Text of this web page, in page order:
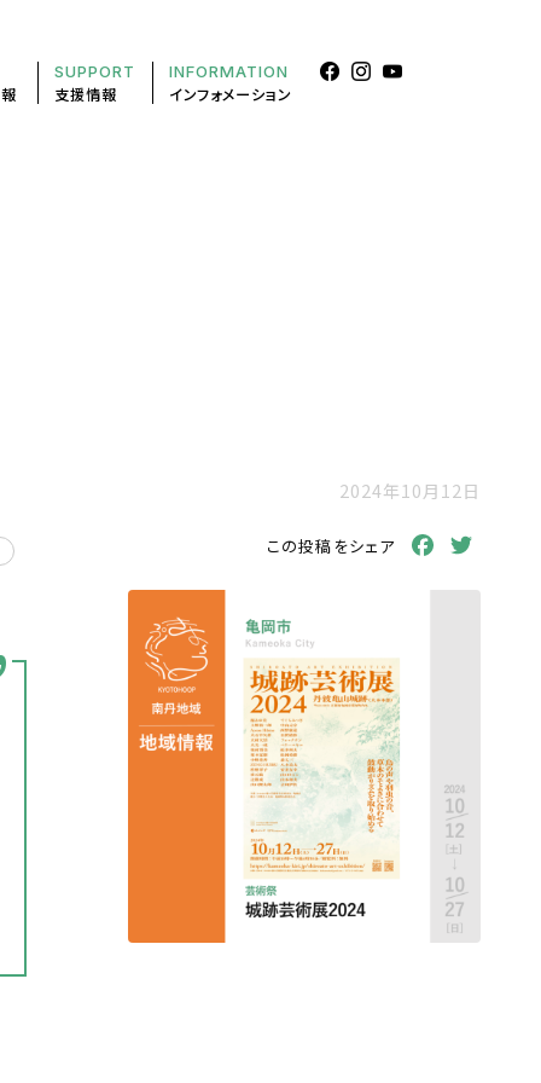
SUPPORT
支援情報
INFORMATION
インフォメーション
2024年10月12日
この投稿をシェア Facebook